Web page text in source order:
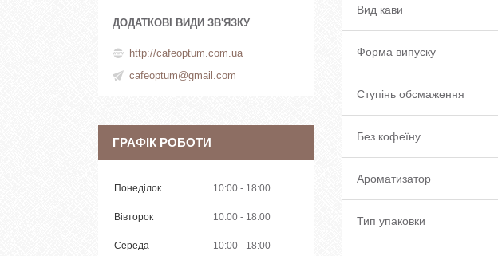
Вид кави
Форма випуску
Ступінь обсмаження
Без кофеїну
Ароматизатор
Тип упаковки
http://cafeoptum.com.ua
cafeoptum@gmail.com
ГРАФІК РОБОТИ
Понеділок 10:00 18:00
Вівторок 10:00 18:00
Середа 10:00 18:00